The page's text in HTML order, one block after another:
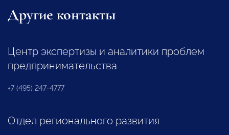
Другие контакты
Центр экспертизы и аналитики проблем
предпринимательства
+7 (495) 247-4777
Отдел регионального развития